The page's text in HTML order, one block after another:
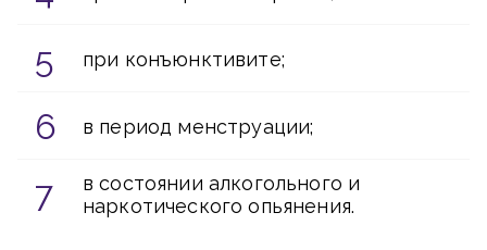
при конъюнктивите;
в период менструации;
в состоянии алкогольного и
наркотического опьянения.